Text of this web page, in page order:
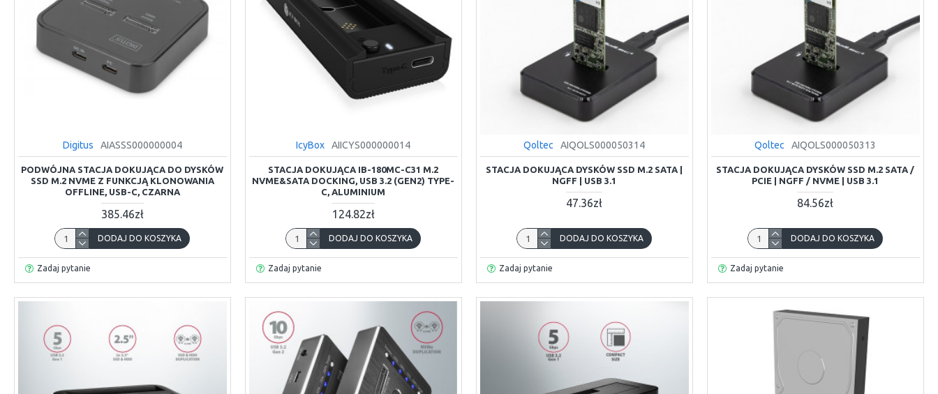
Digitus AIASSS000000004
PODWÓJNA STACJA DOKUJĄCA DO DYSKÓW
SSD M.2 NVME Z FUNKCJĄ KLONOWANIA
OFFLINE, USB-C, CZARNA
385.46zł
DODAJ DO KOSZYKA
Zadaj pytanie
IcyBox AIICYS000000014
STACJA DOKUJĄCA IB-180MC-C31 M.2
NVME&SATA DOCKING, USB 3.2 (GEN2) TYPE-
C, ALUMINIUM
124.82zł
DODAJ DO KOSZYKA
Zadaj pytanie
Qoltec AIQOLS000050314
STACJA DOKUJĄCA DYSKÓW SSD M.2 SATA |
NGFF | USB 3.1
47.36zł
DODAJ DO KOSZYKA
Zadaj pytanie
Qoltec AIQOLS000050313
STACJA DOKUJĄCA DYSKÓW SSD M.2 SATA /
PCIE | NGFF / NVME | USB 3.1
84.56zł
DODAJ DO KOSZYKA
Zadaj pytanie